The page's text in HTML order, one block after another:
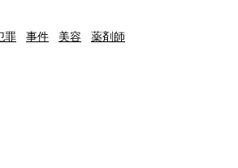
罪 事件 美容
薬剤師